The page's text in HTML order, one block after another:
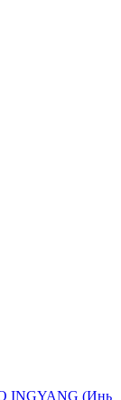
INGYANG (Инь